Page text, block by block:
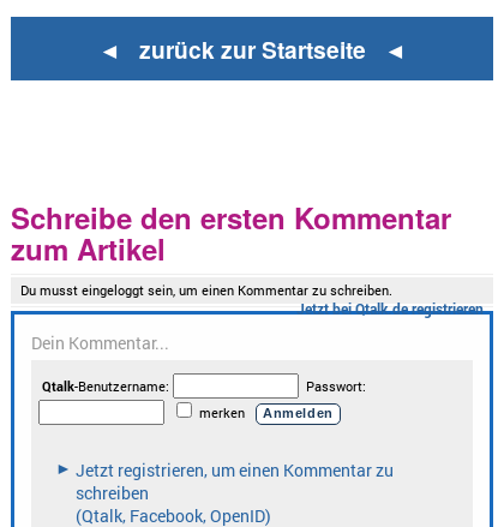
◄ zurück zur Startseite ◄
Schreibe den ersten Kommentar
zum Artikel